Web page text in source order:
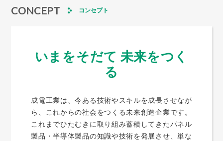
CONCEPT コンセプト
いまをそだて 未来をつく
る
成電工業は、今ある技術やスキルを成長させなが
ら、これからの社会をつくる未来創造企業です。
これまでひたむきに取り組み蓄積してきたパネル
製品・半導体製品の知識や技術を発展させ、単な